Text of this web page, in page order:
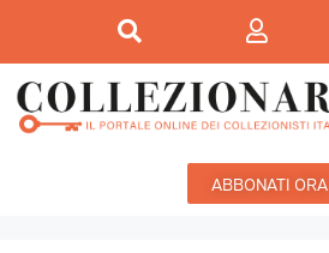
ABBONATI ORA